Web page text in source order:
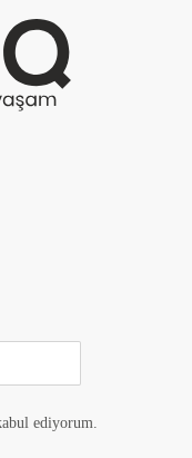
ediyorum.